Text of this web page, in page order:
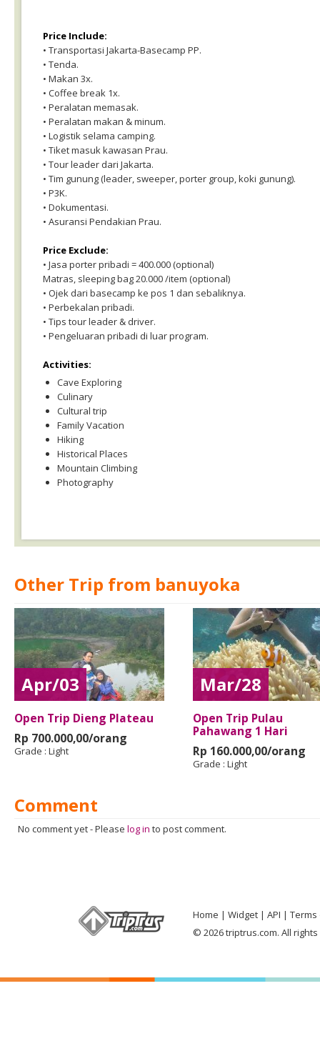
Price Include:
• Transportasi Jakarta-Basecamp PP.
• Tenda.
• Makan 3x.
• Coffee break 1x.
• Peralatan memasak.
• Peralatan makan & minum.
• Logistik selama camping.
• Tiket masuk kawasan Prau.
• Tour leader dari Jakarta.
• Tim gunung (leader, sweeper, porter group, koki gunung).
• P3K.
• Dokumentasi.
• Asuransi Pendakian Prau.
Price Exclude:
• Jasa porter pribadi = 400.000 (optional)
Matras, sleeping bag 20.000 /item (optional)
• Ojek dari basecamp ke pos 1 dan sebaliknya.
• Perbekalan pribadi.
• Tips tour leader & driver.
• Pengeluaran pribadi di luar program.
Activities:
Cave Exploring
Culinary
Cultural trip
Family Vacation
Hiking
Historical Places
Mountain Climbing
Photography
Other Trip from banuyoka
Apr/03
Open Trip Dieng Plateau
Rp 700.000,00/orang
Grade : Light
Mar/28
Open Trip Pulau
Pahawang 1 Hari
Rp 160.000,00/orang
Grade : Light
Comment
No comment yet-Please log in to post comment.
Home Widget API
Terms
© 2026 triptrus.com. All